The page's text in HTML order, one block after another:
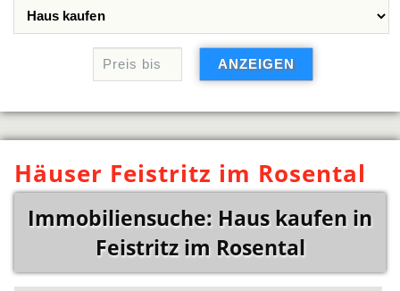
Häuser Feistritz im Rosental
Immobiliensuche: Haus kaufen in
Feistritz im Rosental